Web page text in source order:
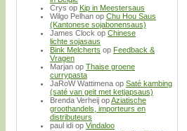
Crys op Kip in Meestersaus
Wilgo Pelhan op Chu Hou Saus
(Kantonese sojabonensaus)
James Clock op Chinese
lichte sojasaus
Bink Melcherts op Feedback &
Vragen
Marjan op Thaise groene
currypasta
JaRoW Wattimena op Saté kambing
(saté van geit met ketjapsaus)
Brenda Verheij opAziatische
groothandels, importeurs en
distributeurs
paul idi op Vindaloo